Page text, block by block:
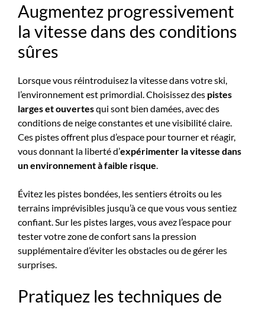
Augmentez progressivement
la vitesse dans des conditions
sûres
Lorsque vous réintroduisez la vitesse dans votre ski,
l’environnement est primordial. Choisissez des pistes
larges et ouvertesqui sont bien damées, avec des
conditions de neige constantes et une visibilité claire.
Ces pistes offrent plus d’espace pour tourner et réagir,
vous donnant la liberté d’expérimenter la vitesse dans
un environnement à faible risque.
Évitez les pistes bondées, les sentiers étroits ou les
terrains imprévisibles jusqu’à ce que vous vous sentiez
confiant. Sur les pistes larges, vous avez l’espace pour
tester votre zone de confort sans la pression
supplémentaire d’éviter les obstacles ou de gérer les
surprises.
Pratiquez les techniques de